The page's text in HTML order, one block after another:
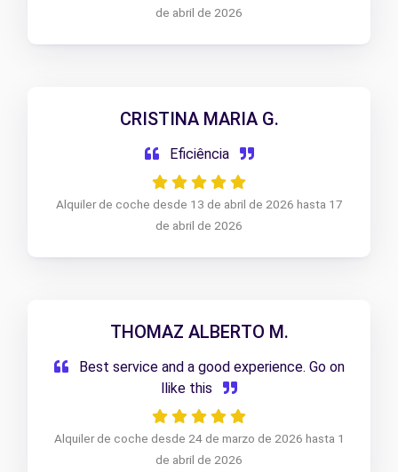
de abril de 2026
CRISTINA MARIA G.
Eficiência
Alquiler de coche desde 13 de abril de 2026 hasta 17
de abril de 2026
THOMAZ ALBERTO M.
Best service and a good experience. Go on
llike this
Alquiler de coche desde 24 de marzo de 2026 hasta 1
de abril de 2026